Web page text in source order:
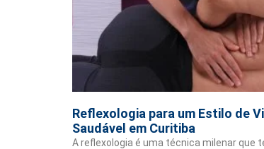
Reflexologia para um Estilo de
Saudável em Curitiba
A reflexologia é uma técnica milenar que